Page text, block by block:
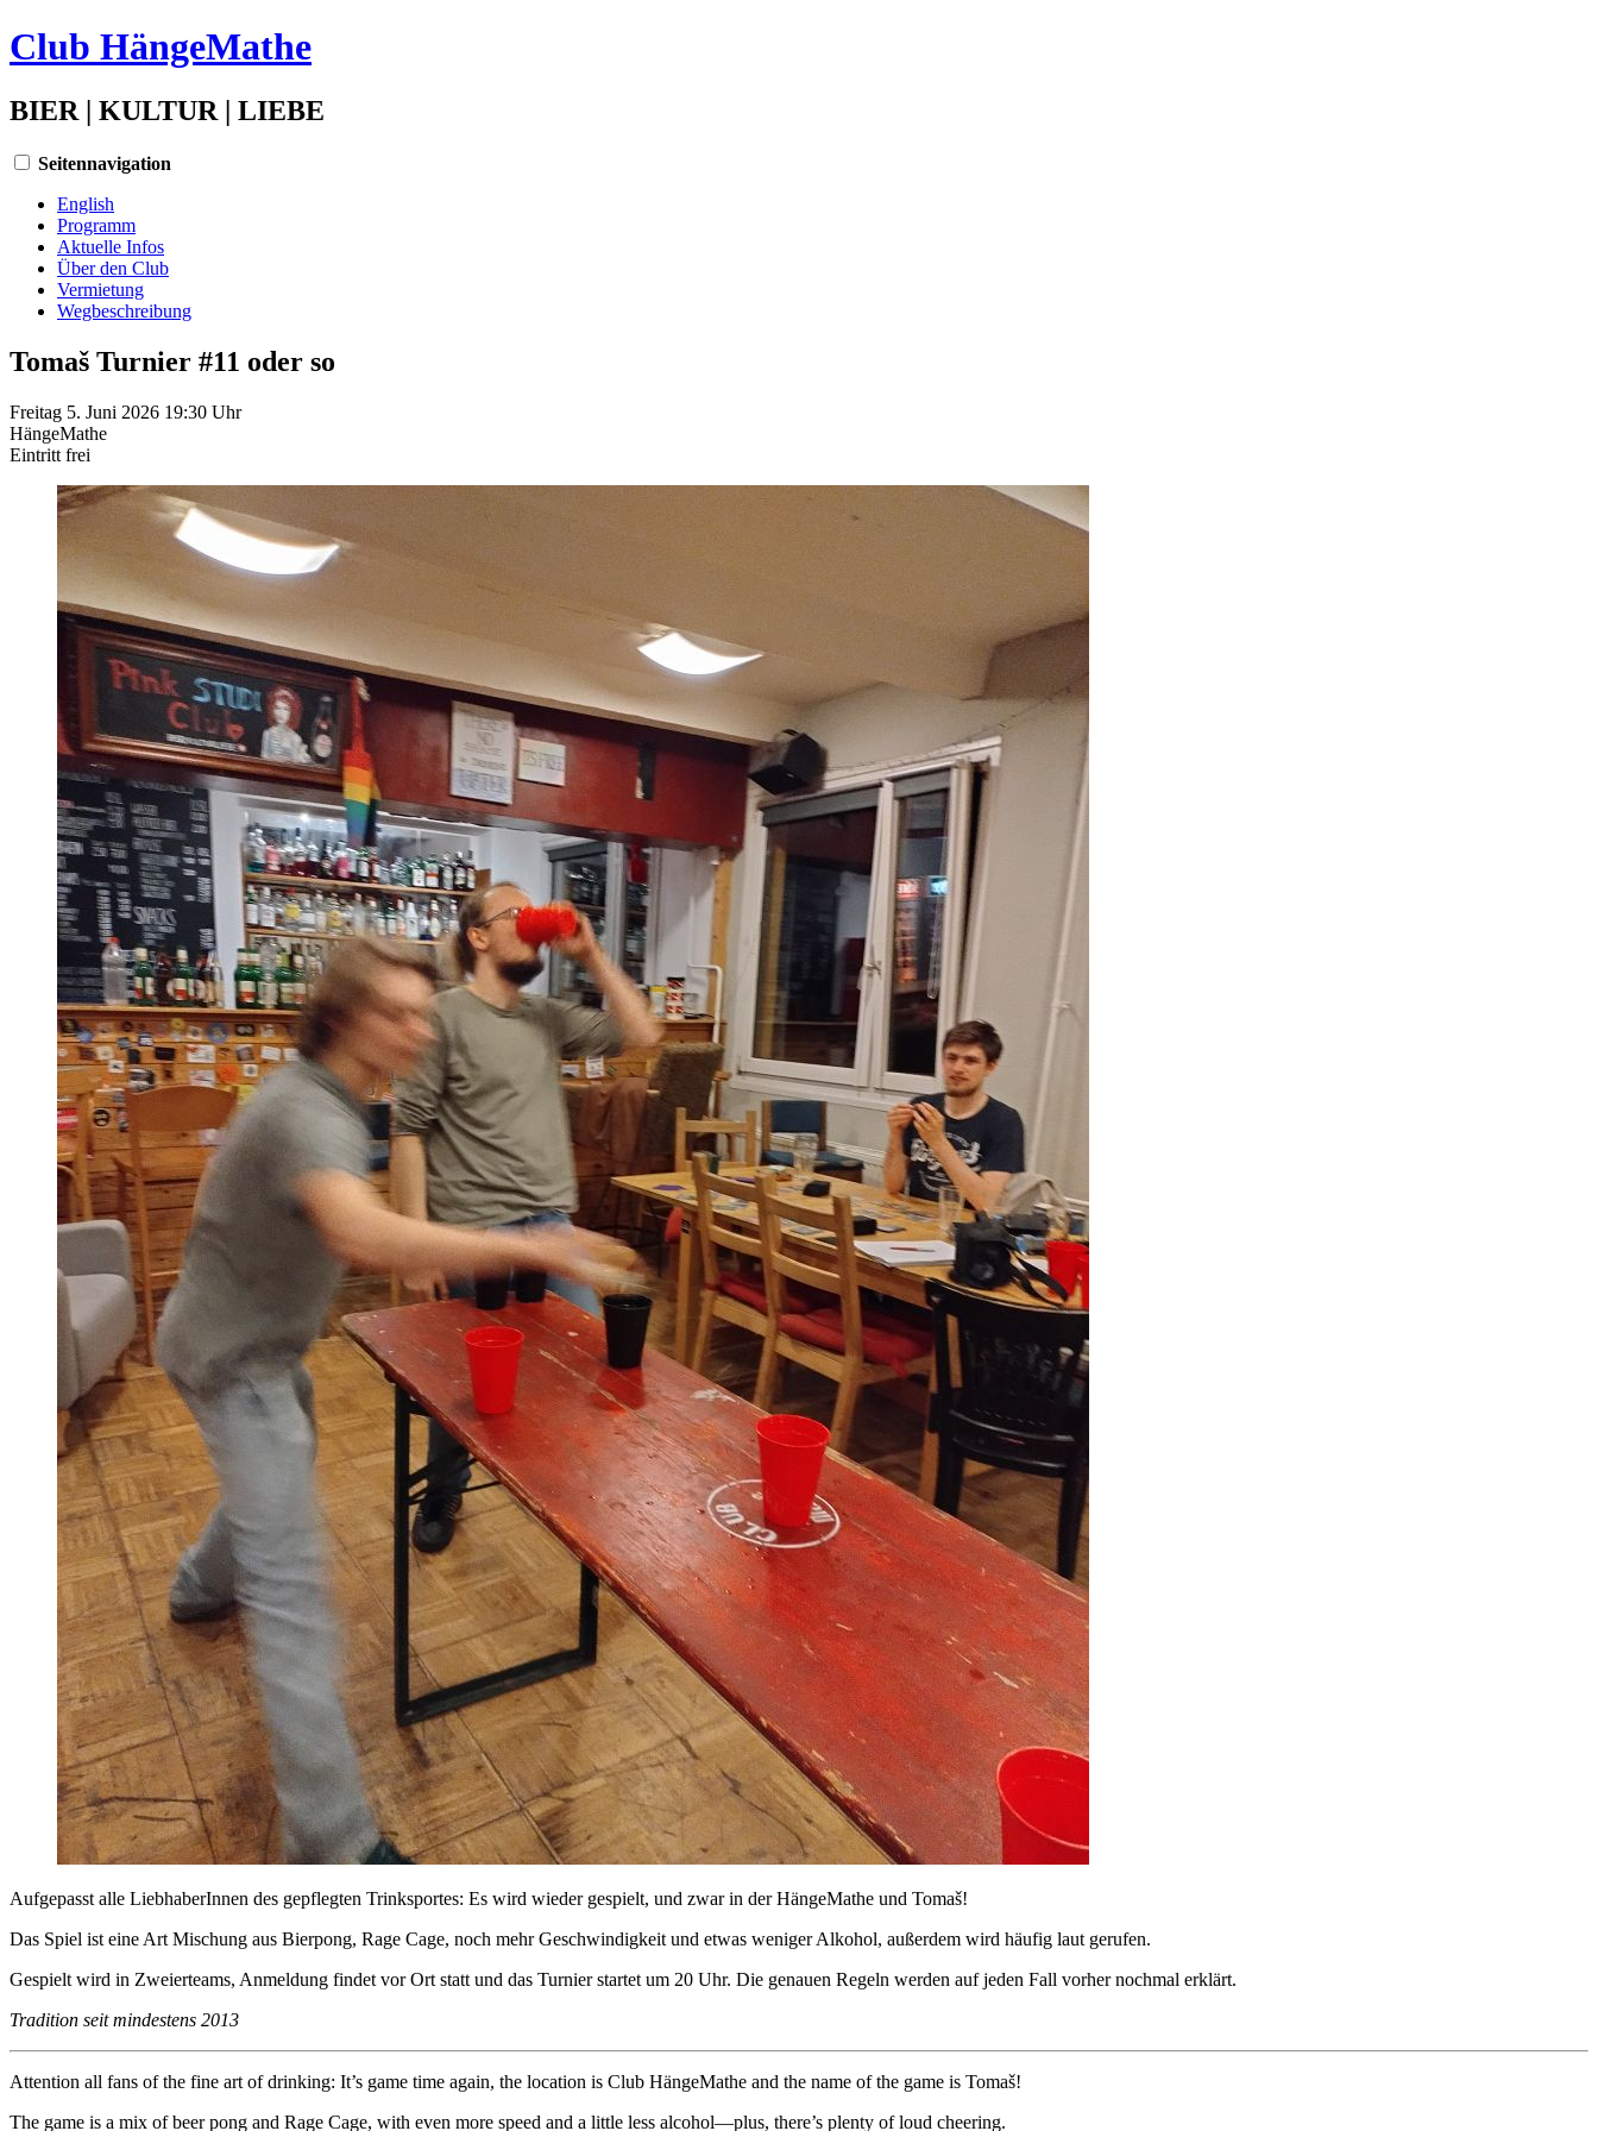
Club HängeMathe
BIER | KULTUR | LIEBE
Seitennavigation
English
Programm
Aktuelle Infos
Über den Club
Vermietung
Wegbeschreibung
Tomaš Turnier #11 oder so
Freitag 5. Juni 2026 19:30 Uhr
HängeMathe
Eintritt frei
Aufgepasst alle LiebhaberInnen des gepflegten Trinksportes: Es wird wieder gespielt, und zwar in der HängeMathe und Tomaš!
Das Spiel ist eine Art Mischung aus Bierpong, Rage Cage, noch mehr Geschwindigkeit und etwas weniger Alkohol, außerdem wird häufig laut gerufen.
Gespielt wird in Zweierteams, Anmeldung findet vor Ort statt und das Turnier startet um 20 Uhr. Die genauen Regeln werden auf jeden Fall vorher nochmal erklärt.
Tradition seit mindestens 2013
Attention all fans of the fine art of drinking: It’s game time again, the location is Club HängeMathe and the name of the game is Tomaš!
The game is a mix of beer pong and Rage Cage, with even more speed and a little less alcohol—plus, there’s plenty of loud cheering.